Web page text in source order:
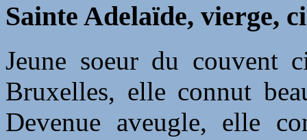
Sainte Adelaïde, vierge,
Jeune soeur du couvent
Bruxelles, elle connut
Devenue aveugle, elle